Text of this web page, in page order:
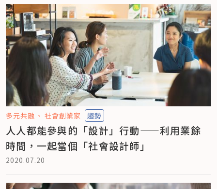
多元共融 社會創業家 趨勢
人人都能參與的「設計」行動——利用業餘
時間，一起當個「社會設計師」
2020.07.20